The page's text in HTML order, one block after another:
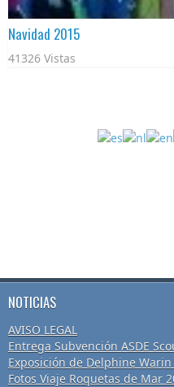
Navidad 2015
41326 Vistas
NOTICIAS
AVISO LEGAL
Entrega Subvención ASDE
Exposición de Delphine Warin
Fotos Viaje Roquetas de Mar